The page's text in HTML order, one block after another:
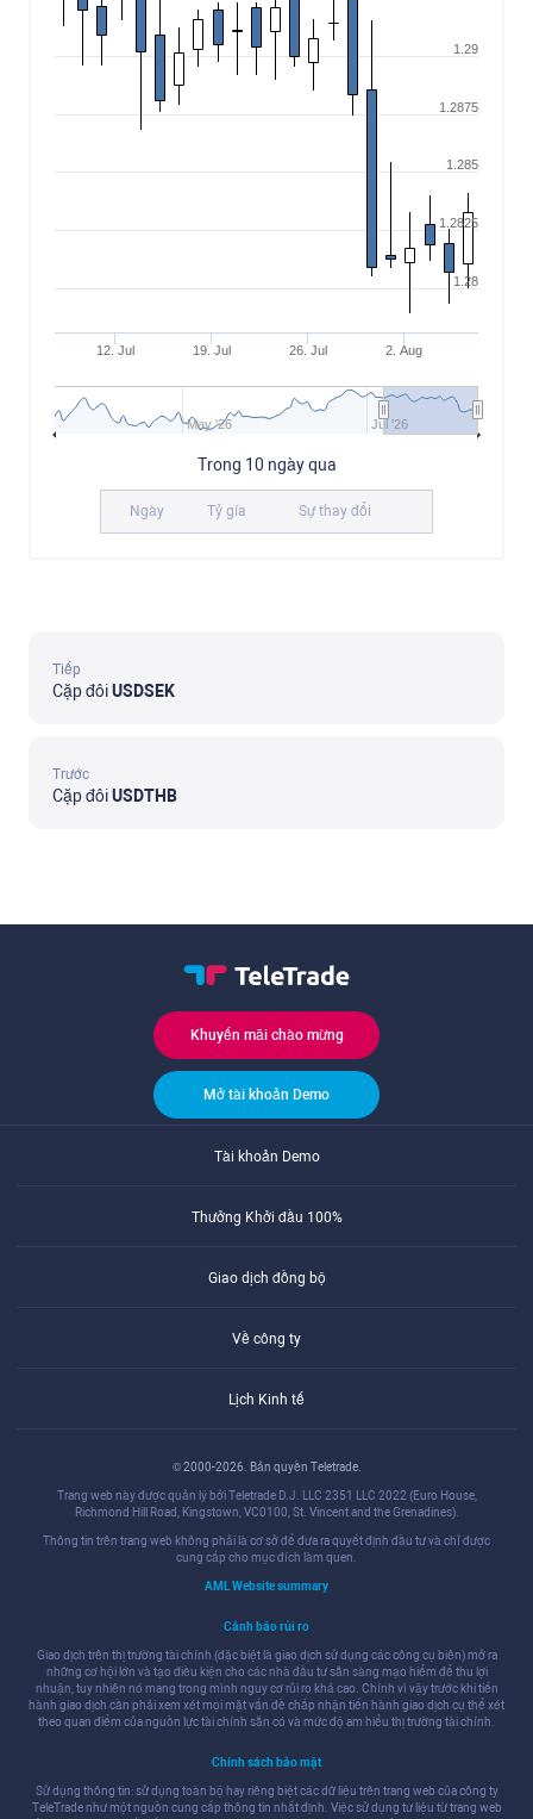
12. Jul 19. Jul 26. Jul 2. Aug
May '26 Jul '26
1.28
1.2825
1.285
1.2875
1.29
Trong 10 ngày qua
Ngày Tỷ gía Sự thay đổi
Tiếp
Cặp đôiUSDSEK
Trước
Cặp đôiUSDTHB
Khuyến mãi chào mừng
Mở tài khoản Demo
Tài khoản Demo
Thưởng Khởi đầu 100%
Giao dịch đồng bộ
Về công ty
Lịch Kinh tế
© 2000-2026. Bản quyền Teletrade.
Trang web này được quản lý bởi Teletrade D.J. LLC 2351 LLC 2022 (Euro House,
Richmond Hill Road, Kingstown, VC0100, St. Vincent and the Grenadines).
Thông tin trên trang web không phải là cơ sở để đưa ra quyết định đầu tư và chỉ được
cung cấp cho mục đích làm quen.
AML Website summary
Cảnh báo rủi ro
Giao dịch trên thị trường tài chính (đặc biệt là giao dịch sử dụng các công cụ biên) mở ra
những cơ hội lớn và tạo điều kiện cho các nhà đầu tư sẵn sàng mạo hiểm để thu lợi
nhuận, tuy nhiên nó mang trong mình nguy cơ rủi ro khá cao. Chính vì vậy trước khi tiến
hành giao dịch cần phải xem xét mọi mặt vấn đề chấp nhận tiến hành giao dịch cụ thể xét
theo quan điểm của nguồn lực tài chính sẵn có và mức độ am hiểu thị trường tài chính.
Chính sách bảo mật
Sử dụng thông tin: sử dụng toàn bộ hay riêng biệt các dữ liệu trên trang web của công ty
TeleTrade như một nguồn cung cấp thông tin nhất định. Việc sử dụng tư liệu từ trang web